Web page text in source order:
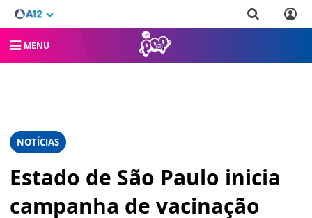
MENU
NOTÍCIAS
Estado de São Paulo inicia
campanha de vacinação